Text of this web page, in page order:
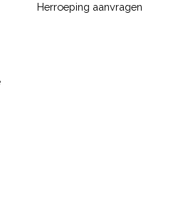
Herroeping aanvragen